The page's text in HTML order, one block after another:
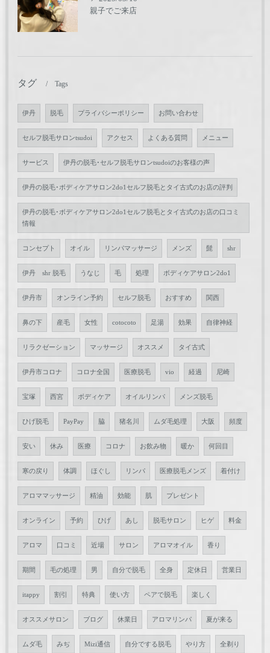
親子でご来店
タグ Tags
伊丹 脱毛 プライバシーポリシー お問い合わせ
セルフ脱毛サロンtsudoi アクセス よくある質問 メニュー
サービス 伊丹の脱毛･セルフ脱毛サロンtsudoiのお客様の声
伊丹の脱毛･ボディケアサロン2do1セルフ脱毛とタイ古式のお店の評判
伊丹の脱毛･ボディケアサロン2do1セルフ脱毛とタイ古式のお店の口コミ
情報
コンセプト オイル リンパマッサージ メンズ 髭 shr
伊丹 shr 脱毛 うなじ 毛 処理 ボディケアサロン2do1
伊丹市 オンライン予約 セルフ脱毛 おすすめ 関西
鼻の下 産毛 女性 cotocoto 足湯 効果 自律神経
リラクゼーション マッサージ オススメ タイ古式
伊丹市コロナ コロナ全国 医療脱毛 vio 経過 尼崎
宝塚 西宮 ボディケア オイルリンパ メンズ脱毛
ひげ脱毛 PayPay 脇 猪名川 ムダ毛処理 大阪 頻度
安い 休み 医療 コロナ お飲み物 暖か 何回目
寒の戻り 体調 ほぐし リンパ 医療脱毛メンズ 着付け
アロママッサージ 精油 効能 肌 プレゼント
オンライン 予約 ひげ あし 脱毛サロン ヒゲ 料金
アロマ 口コミ 近場 サロン アロマオイル 香り
期間 毛の処理 男 自分で脱毛 全身 定休日 営業日
itappy 割引 特典 使い方 ペアで脱毛 楽しく
オススメサロン ブログ 休業日 アロマリンパ 夏が来る
ムダ毛 みぢ Mizi通信 自分でする脱毛 やり方 全剃り